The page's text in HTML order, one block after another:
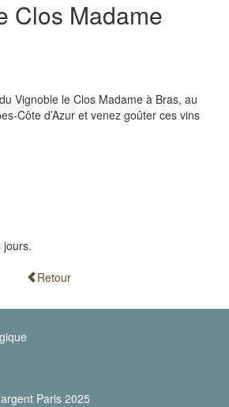
Clos Madame
Vignoble le Clos Madame à Bras, au
Côte d’Azur et venez goûter ces vins
jours.
Retour
Paris 2025